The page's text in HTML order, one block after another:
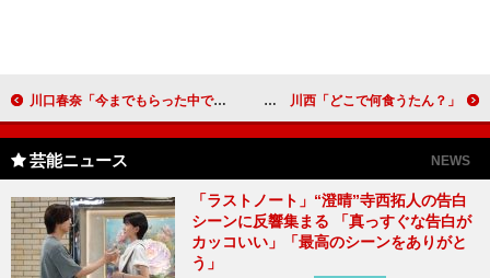
川口春奈「今までもらった中で一番うれしい」 誕生日サプライズに「テンションが上がってる」 和牛・水田、太った理由は「ストレスかな？」 川西「どこで何食うたん？」
芸能ニュース NEWS
「ラストノート」“澄晴”寺西拓人の告白
シーンに反響集まる 「真っすぐな告白が
カッコいい」「最高のシーンをありがと
う」